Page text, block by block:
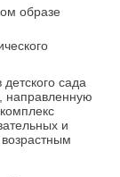
образе
сада
направленную
и